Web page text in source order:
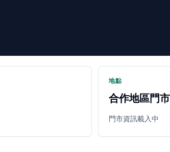
地點
合作地區門市
門市資訊載入中